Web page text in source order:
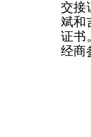
交接
斌和
证书
经商